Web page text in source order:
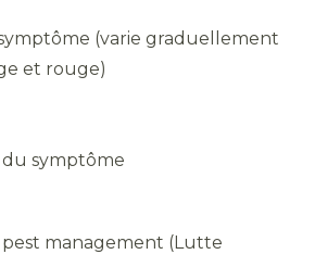
(varie graduellement
et rouge)
du symptôme
pest management (Lutte